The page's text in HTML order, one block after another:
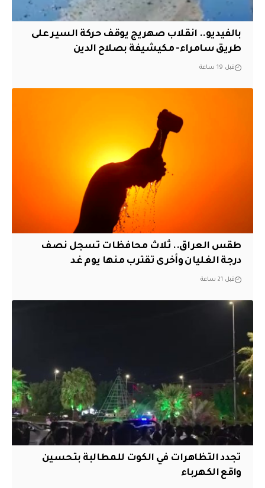
بالفيديو.. انقلاب صهريج يوقف حركة السير على
طريق سامراء- مكيشيفة بصلاح الدين
قبل 19 ساعة
طقس العراق.. ثلاث محافظات تسجل نصف
درجة الغليان وأخرى تقترب منها يوم غد
قبل 21 ساعة
تجدد التظاهرات في الكوت للمطالبة بتحسين
واقع الكهرباء